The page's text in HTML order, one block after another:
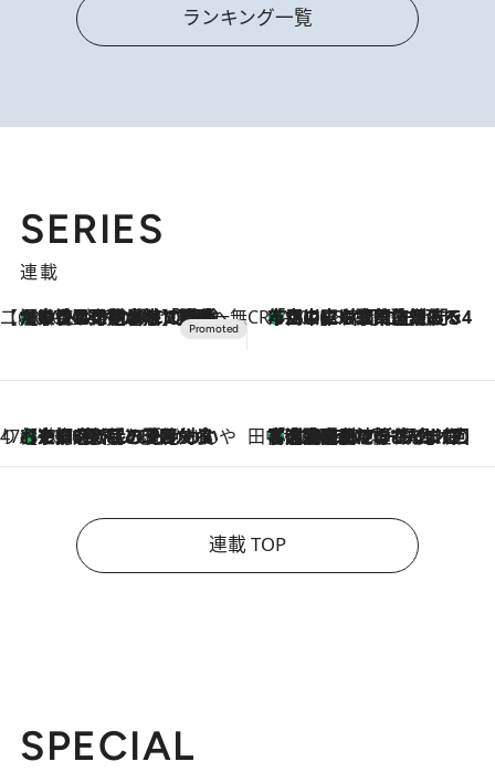
ランキング一覧
SERIES
連載
【CREA×星野リゾート】唯一無二。癒しと発見が待つ場所へ
2026.8.7
【トンボの足水浴】ヒノキの香りに包まれて涼感マックス！約13℃の湧水かけ流しを避暑地「星野温泉 トンボの湯」で体験 CREA'S CHOICE
2026.8.7
「立川にも歌舞伎があるんだよ」 片岡仁左衛門・市川中車ら豪華座組みで4年目の立川立飛歌舞伎へ
47都道府県の手みやげ ひんやりスイーツで夏を満喫
2026.8.7
【京都府】この夏絶対食べたい 冷やしておいしいおやつ3選 ひと口目から心を掴む新緑のテリーヌ 田中稲の勝手に再ブーム
2026.8.7
「湘南乃風に憧れて」観客大盛上がりの“タオル回し”に、ラッパー顔負けの高速歌唱まで…さだまさし（74）のアグレッシブすぎる現在地
連載 TOP
SPECIAL